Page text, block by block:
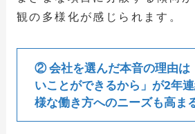
観の多様化が感じられます。
② 会社を選んだ本音の理由は
いことができるから」が2年
様な働き方へのニーズも高ま